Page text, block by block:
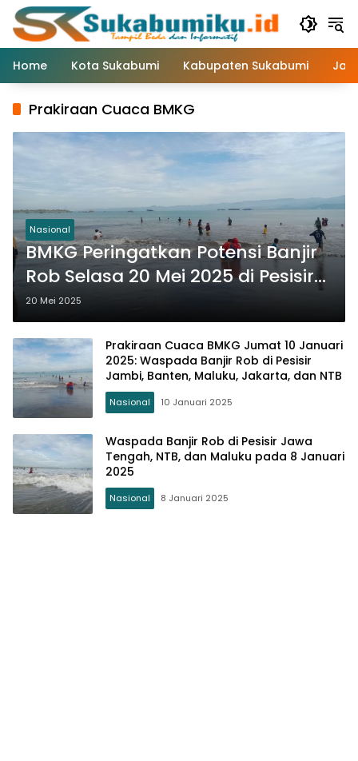
Langsung
konten
Home
Kota Sukabumi Kabupaten Sukabumi
Prakiraan Cuaca BMKG
Nasional
BMKG Peringatkan Potensi Banjir
Rob Selasa 20 Mei 2025 di Pesisir
Kepulauan Wilayah Indonesia
20 Mei 2025
Prakiraan Cuaca BMKG Jumat 10 Januari
2025: Waspada Banjir Rob di Pesisir
Jambi, Banten, Maluku, Jakarta, dan NTB
Nasional 10 Januari 2025
Waspada Banjir Rob di Pesisir Jawa
Tengah, NTB, dan Maluku pada 8 Januari
2025
Nasional 8 Januari 2025